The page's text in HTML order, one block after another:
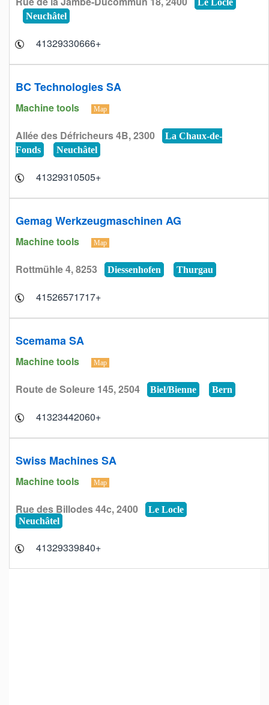
Le Locle
Neuchâtel
+41329330666
BC Technologies SA
Machine tools Map
Allée des Défricheurs 4B, 2300
La Chaux-de-
Fonds
Neuchâtel
+41329310505
Gemag Werkzeugmaschinen AG
Machine tools Map
Rottmühle 4, 8253 Diessenhofen Thurgau
+41526571717
Scemama SA
Machine tools Map
Route de Soleure 145, 2504 Biel/Bienne Bern
+41323442060
Swiss Machines SA
Machine tools Map
Rue des Billodes 44c, 2400
Le Locle
Neuchâtel
+41329339840